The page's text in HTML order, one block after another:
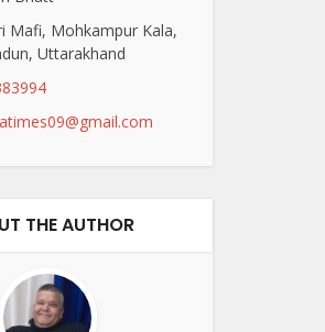
Mafi, Mohkampur Kala,
Uttarakhand
THE AUTHOR